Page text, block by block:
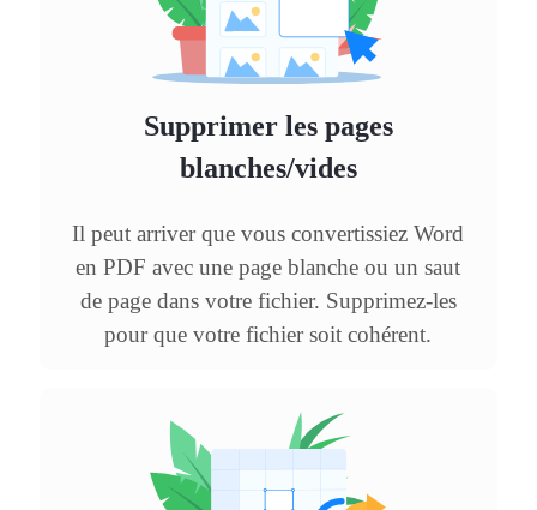
Supprimer les pages
blanches/vides
Il peut arriver que vous convertissiez Word
en PDF avec une page blanche ou un saut
de page dans votre fichier. Supprimez-les
pour que votre fichier soit cohérent.